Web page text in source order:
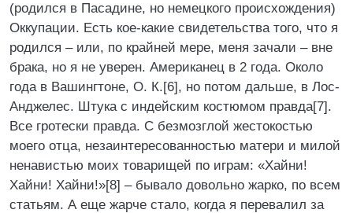
(родился в Пасадине, но немецкого происхождения)
Оккупации. Есть кое-какие свидетельства того, что я
родился – или, по крайней мере, меня зачали – вне
брака, но я не уверен. Американец в 2 года. Около
года в Вашингтоне, О. К.[6], но потом дальше, в Лос-
Анджелес. Штука с индейским костюмом правда[7].
Все гротески правда. С безмозглой жестокостью
моего отца, незаинтересованностью матери и милой
ненавистью моих товарищей по играм: «Хайни!
Хайни! Хайни!»[8] – бывало довольно жарко, по всем
статьям. А еще жарче стало, когда я перевалил за